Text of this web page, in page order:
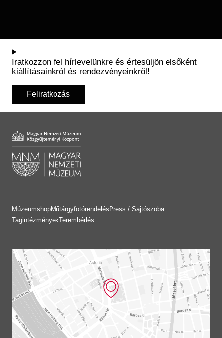
Iratkozzon fel hírlevelünkre és értesüljön elsőként
kiállításainkról és rendezvényeinkről!
Feliratkozás
MúzeumshopMűtárgyfotórendelés Press / Sajtószoba
TagintézményekTerembérlés